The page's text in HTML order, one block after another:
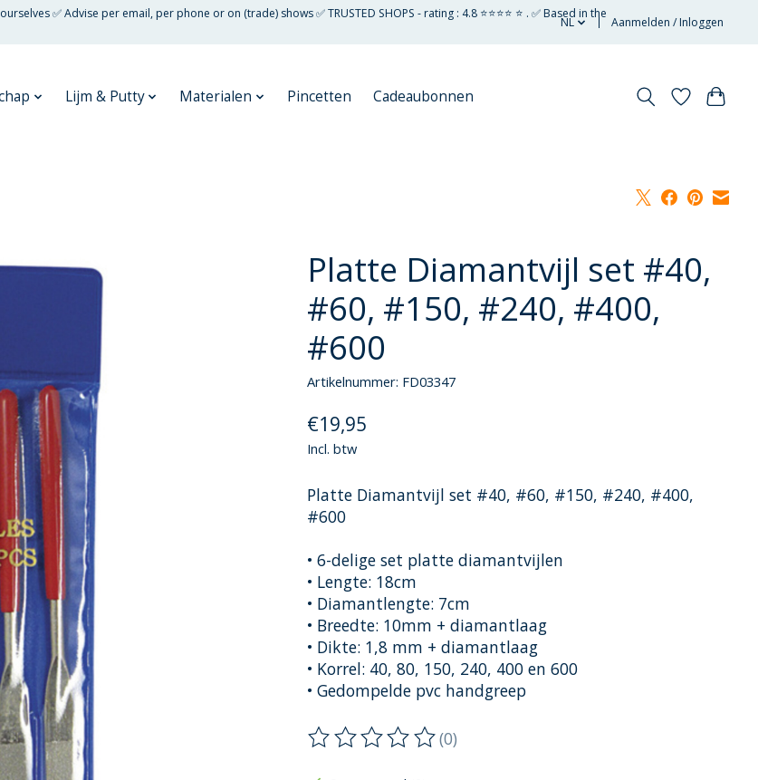
✅ Advise per email, per phone or on (trade) shows ✅ TRUSTED SHOPS - rating : 4.8 ⭐⭐⭐⭐ ⭐ . ✅ Based in the
NL Aanmelden / Inloggen
Lijm & Putty Materialen Pincetten Cadeaubonnen
Platte Diamantvijl set #40,
#60, #150, #240, #400,
#600
Artikelnummer: FD03347
€19,95
Incl. btw
Platte Diamantvijl set #40, #60, #150, #240, #400,
#600
• 6-delige set platte diamantvijlen
• Lengte: 18cm
• Diamantlengte: 7cm
• Breedte: 10mm + diamantlaag
• Dikte: 1,8 mm + diamantlaag
• Korrel: 40, 80, 150, 240, 400 en 600
• Gedompelde pvc handgreep
De beoordeling van dit product is
(0)